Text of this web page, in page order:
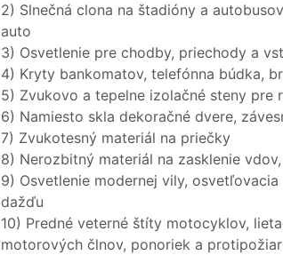
2) Slnečná clona na štadióny a
auto
3) Osvetlenie pre chodby, priechody a
4) Kryty bankomatov, telefónna búdka,
5) Zvukovo a tepelne izolačné steny pre
6) Namiesto skla dekoračné dvere,
7) Zvukotesný materiál na priečky
8) Nerozbitný materiál na zasklenie
9) Osvetlenie modernej vily,
dažďu
10) Predné veterné štíty motocyklov,
motorových člnov, ponoriek a